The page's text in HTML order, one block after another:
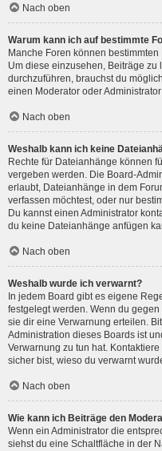
Nach oben
Warum kann ich auf bestimmte
Manche Foren können
Um diese einzusehen, Beiträge
durchzuführen, brauchst du
einen Moderator oder
Nach oben
Weshalb kann ich keine
Rechte für Dateianhänge können
vergeben werden. Die Board-
erlaubt, Dateianhänge in dem
verfassen möchtest, oder nur
Du kannst einen Administrator
du keine Dateianhänge anfügen
Nach oben
Weshalb wurde ich verwarnt?
In jedem Board gibt es eigene
festgelegt werden. Wenn du
sie dir eine Verwarnung erteilen.
Administration dieses Boards ist
Verwarnung zu tun hat.
sicher bist, wieso du verwarnt
Nach oben
Wie kann ich Beiträge den
Wenn ein Administrator die
siehst du eine Schaltfläche in der